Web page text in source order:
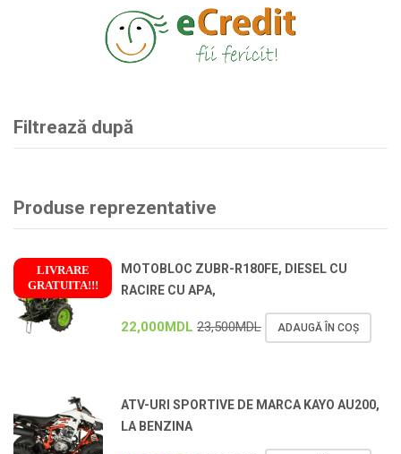
Filtrează după
Produse reprezentative
LIVRARE
GRATUITA!!!
!
MOTOBLOC ZUBR-R180FE, DIESEL CU
RACIRE CU APA,
22,000MDL 23,500MDL ADAUGĂ ÎN COȘ
ATV-URI SPORTIVE DE MARCA KAYO AU200,
LA BENZINA